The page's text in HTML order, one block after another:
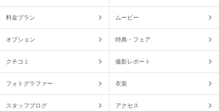
料金プラン ムービー
オプション 特典・フェア
クチコミ 撮影レポート
フォトグラファー 衣装
スタッフブログ アクセス